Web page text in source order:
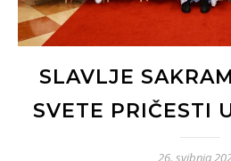
SLAVLJE
SVETE PRIČESTI
26. svibnja